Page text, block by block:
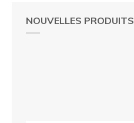
NOUVELLES PRODUITS